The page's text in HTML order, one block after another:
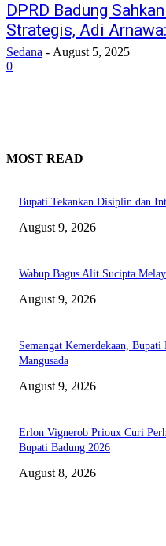
DPRD Badung
Strategis, Adi
Sedana - August 5, 2025
0
MOST READ
Bupati Tekankan Disiplin dan
August 9, 2026
Wabup Bagus Alit Sucipta
August 9, 2026
Semangat Kemerdekaan,
Mangusada
August 9, 2026
Erlon Vignerob Prioux Curi
Bupati Badung 2026
August 8, 2026